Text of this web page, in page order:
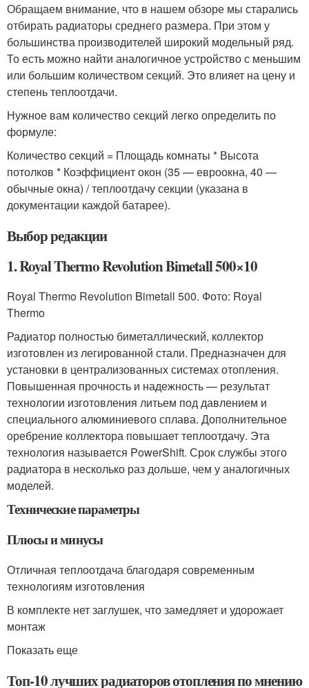
Обращаем внимание, что в нашем обзоре мы старались
отбирать радиаторы среднего размера. При этом у
большинства производителей широкий модельный ряд.
То есть можно найти аналогичное устройство с меньшим
или большим количеством секций. Это влияет на цену и
степень теплоотдачи.
Нужное вам количество секций легко определить по
формуле:
Количество секций = Площадь комнаты * Высота
потолков * Коэффициент окон (35 — евроокна, 40 —
обычные окна) / теплоотдачу секции (указана в
документации каждой батарее).
Выбор редакции
1. Royal Thermo Revolution Bimetall 500×10
Royal Thermo Revolution Bimetall 500. Фото: Royal
Thermo
Радиатор полностью биметаллический, коллектор
изготовлен из легированной стали. Предназначен для
установки в централизованных системах отопления.
Повышенная прочность и надежность — результат
технологии изготовления литьем под давлением и
специального алюминиевого сплава. Дополнительное
оребрение коллектора повышает теплоотдачу. Эта
технология называется PowerShift. Срок службы этого
радиатора в несколько раз дольше, чем у аналогичных
моделей.
Технические параметры
Плюсы и минусы
Отличная теплоотдача благодаря современным
технологиям изготовления
В комплекте нет заглушек, что замедляет и удорожает
монтаж
Показать еще
Топ-10 лучших радиаторов отопления по мнению